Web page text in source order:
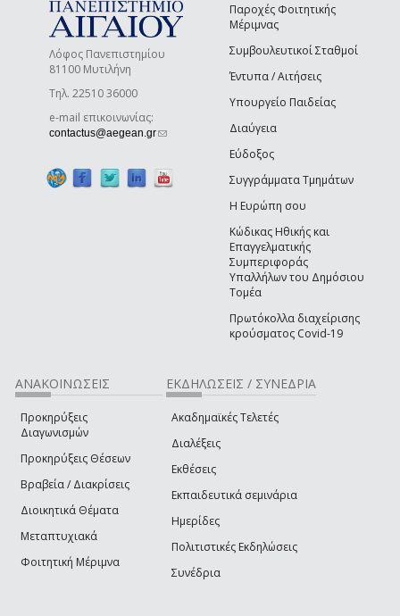
Λόφος Πανεπιστημίου
81100 Μυτιλήνη
Τηλ. 22510 36000
e-mail επικοινωνίας:
contactus@aegean.gr(link sends e-mail)
Παροχές Φοιτητικής
Μέριμνας
Συμβουλευτικοί Σταθμοί
Έντυπα / Αιτήσεις
Υπουργείο Παιδείας
Διαύγεια
Εύδοξος
Συγγράμματα Τμημάτων
Η Ευρώπη σου
Κώδικας Ηθικής και
Επαγγελματικής
Συμπεριφοράς
Υπαλλήλων του Δημόσιου
Τομέα
Πρωτόκολλα διαχείρισης
κρούσματος Covid-19
ΑΝΑΚΟΙΝΩΣΕΙΣ
Προκηρύξεις
Διαγωνισμών
Προκηρύξεις Θέσεων
Βραβεία / Διακρίσεις
Διοικητικά Θέματα
Μεταπτυχιακά
Φοιτητική Μέριμνα
ΕΚΔΗΛΩΣΕΙΣ / ΣΥΝΕΔΡΙΑ
Ακαδημαϊκές Τελετές
Διαλέξεις
Εκθέσεις
Εκπαιδευτικά σεμινάρια
Ημερίδες
Πολιτιστικές Εκδηλώσεις
Συνέδρια